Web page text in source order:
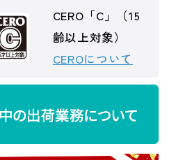
CERO「C」（15
齢以上対象）
CEROについて